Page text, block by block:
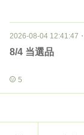
2026-08-04 12:41:47 ・
8/4 当選品
5